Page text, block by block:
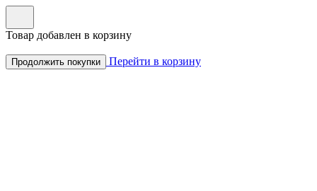
Товар добавлен в корзину
Продолжить покупки Перейти в корзину